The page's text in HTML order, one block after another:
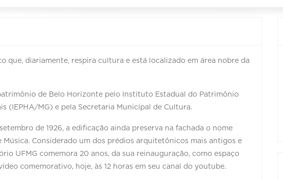
que, diariamente, respira cultura e está localizado em área nobre da
de Belo Horizonte pelo Instituto Estadual do Patrimônio
(IEPHA/MG) e pela Secretaria Municipal de Cultura.
de 1926, a edificação ainda preserva na fachada o nome
Considerado um dos prédios arquitetônicos mais antigos e
UFMG comemora 20 anos, da sua reinauguração, como espaço
comemorativo, hoje, às 12 horas em seu canal do youtube.